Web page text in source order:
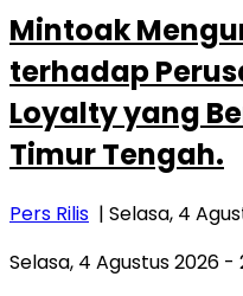
Mintoak
terhadap
Loyalty yang
Timur Tengah.
Pers Rilis | Selasa, 4
Selasa, 4 Agustus 2026 -